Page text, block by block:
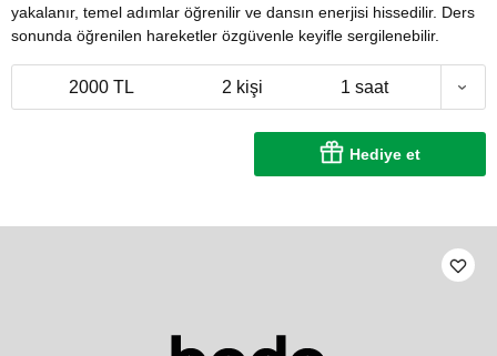
yakalanır, temel adımlar öğrenilir ve dansın enerjisi hissedilir. Ders
sonunda öğrenilen hareketler özgüvenle keyifle sergilenebilir.
2000 TL 2 kişi 1 saat
Hediye et